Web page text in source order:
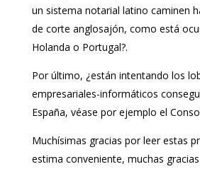
un sistema notarial latino caminen
de corte anglosajón, como está
Holanda o Portugal?.
Por último, ¿están intentando los
empresariales-informáticos
España, véase por ejemplo el
Muchísimas gracias por leer estas
estima conveniente, muchas